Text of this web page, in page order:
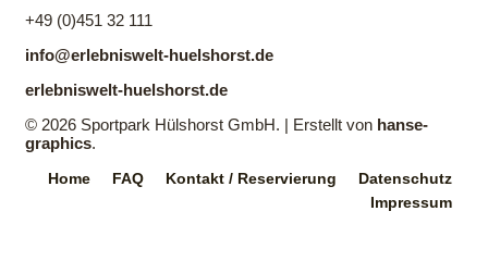
+49 (0)451 32 111
info@erlebniswelt-huelshorst.de
erlebniswelt-huelshorst.de
© 2026 Sportpark Hülshorst GmbH. | Erstellt von hanse-
graphics.
Home FAQ Kontakt / Reservierung
Datenschutz
Impressum